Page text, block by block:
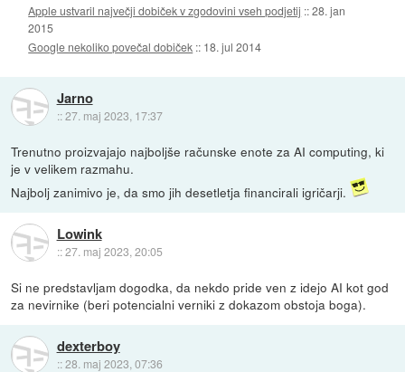
Apple ustvaril največji dobiček v zgodovini vseh podjetij ::28. jan
2015
Google nekoliko povečal dobiček :: 18. jul 2014
Jarno
::27. maj 2023, 17:37
Trenutno proizvajajo najboljše računske enote za AI computing, ki
je v velikem razmahu.
Najbolj zanimivo je, da smo jih desetletja financirali igričarji.
Lowink
::27. maj 2023, 20:05
Si ne predstavljam dogodka, da nekdo pride ven z idejo AI kot god
za nevirnike (beri potencialni verniki z dokazom obstoja boga).
dexterboy
::28. maj 2023, 07:36